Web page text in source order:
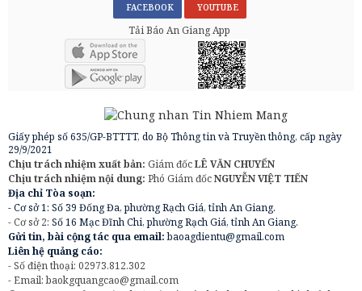
FACEBOOK YOUTUBE
Tải Báo An Giang App
Giấy phép số 635/GP-BTTTT, do Bộ Thông tin và Truyền thông, cấp ngày
29/9/2021
Chịu trách nhiệm xuất bản: Giám đốcLÊ VĂN CHUYỂN
Chịu trách nhiệm nội dung: Phó Giám đốcNGUYỄN VIỆT TIẾN
Địa chỉ Tòa soạn:
- Cơ sở 1: Số 39 Đống Đa, phường Rạch Giá, tỉnh An Giang.
- Cơ sở 2: Số 16 Mạc Đĩnh Chi, phường Rạch Giá, tỉnh An Giang.
Gửi tin, bài cộng tác qua email:baoagdientu@gmail.com
Liên hệ quảng cáo:
- Số điện thoại: 02973.812.302
- Email:baokgquangcao@gmail.com